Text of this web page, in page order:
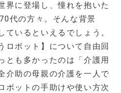
界に登場し、憧れを抱いた
代の方々。そんな背景
ているといえるでしょう。
ロボット】について自由回
とも多かったのは「介護用
介助の母親の介護を一人で
ボットの手助けや使い方次